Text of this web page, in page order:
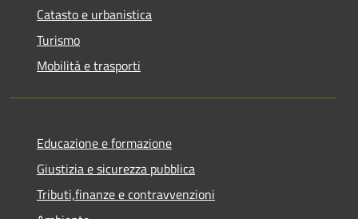
Catasto e urbanistica
Turismo
Mobilità e trasporti
Educazione e formazione
Giustizia e sicurezza pubblica
Tributi,finanze e contravvenzioni